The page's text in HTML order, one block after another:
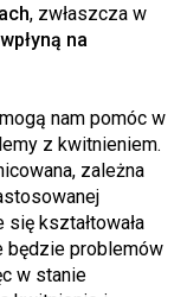
, zwłaszcza w
wpłyną na
nam pomóc w
z kwitnieniem.
zależna
kształtowała
będzie problemów
w stanie